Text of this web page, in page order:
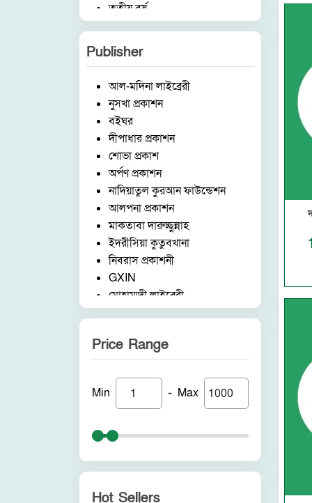
তৃতীয় বর্ষ
চতুর্থ বর্ষ
পঞ্চম বর্ষ
হিফয
ষ্টেশনারী
ছোটদের কর্ণার
বিষয়
ইসলামিক আইটেম
মক্তব
উচ্চতর বিভাগ
Publisher
আল-মদিনা লাইব্রেরী
নুসখা প্রকাশন
বইঘর
দীপাধার প্রকাশন
শোভা প্রকাশ
অর্পণ প্রকাশন
নাদিয়াতুল কুরআন ফাউন্ডেশন
আলপনা প্রকাশন
মাকতাবা দারুচ্ছুন্নাহ
ইদরীসিয়া কুতুবখানা
নিবরাস প্রকাশনী
GXIN
মোহাম্মদী লাইব্রেরী
নাদিয়াতুল কুরআন ফাউন্ডেশন
আকীল পাবলিকেশন
নন ব্র্যান্ড
পুনরায় প্রকাশন
হাকীমুল উম্মত প্রকাশনী
সীরাহ প্রকাশ
Price Range
Min - Max
Hot Sellers